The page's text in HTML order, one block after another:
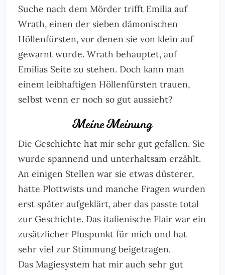
Suche nach dem Mörder trifft Emilia auf
Wrath, einen der sieben dämonischen
Höllenfürsten, vor denen sie von klein auf
gewarnt wurde. Wrath behauptet, auf
Emilias Seite zu stehen. Doch kann man
einem leibhaftigen Höllenfürsten trauen,
selbst wenn er noch so gut aussieht?
Meine Meinung
Die Geschichte hat mir sehr gut gefallen. Sie
wurde spannend und unterhaltsam erzählt.
An einigen Stellen war sie etwas düsterer,
hatte Plottwists und manche Fragen wurden
erst später aufgeklärt, aber das passte total
zur Geschichte. Das italienische Flair war ein
zusätzlicher Pluspunkt für mich und hat
sehr viel zur Stimmung beigetragen.
Das Magiesystem hat mir auch sehr gut